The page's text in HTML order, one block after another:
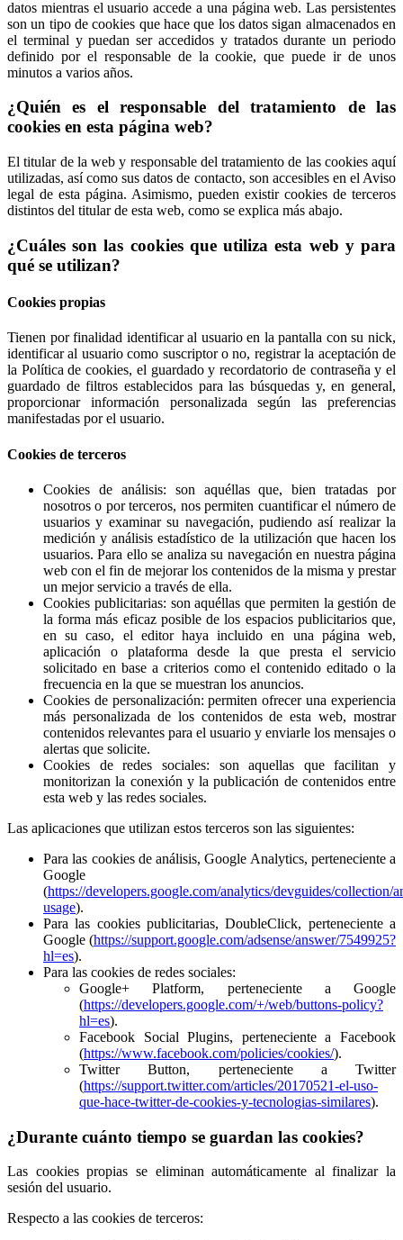
datos mientras el usuario accede a una página web. Las persistentes
son un tipo de cookies que hace que los datos sigan almacenados en
el terminal y puedan ser accedidos y tratados durante un periodo
definido por el responsable de la cookie, que puede ir de unos
minutos a varios años.
¿Quién es el responsable del tratamiento de las
cookies en esta página web?
El titular de la web y responsable del tratamiento de las cookies aquí
utilizadas, así como sus datos de contacto, son accesibles en el Aviso
legal de esta página. Asimismo, pueden existir cookies de terceros
distintos del titular de esta web, como se explica más abajo.
¿Cuáles son las cookies que utiliza esta web y para
qué se utilizan?
Cookies propias
Tienen por finalidad identificar al usuario en la pantalla con su nick,
identificar al usuario como suscriptor o no, registrar la aceptación de
la Política de cookies, el guardado y recordatorio de contraseña y el
guardado de filtros establecidos para las búsquedas y, en general,
proporcionar información personalizada según las preferencias
manifestadas por el usuario.
Cookies de terceros
Cookies de análisis: son aquéllas que, bien tratadas por
nosotros o por terceros, nos permiten cuantificar el número de
usuarios y examinar su navegación, pudiendo así realizar la
medición y análisis estadístico de la utilización que hacen los
usuarios. Para ello se analiza su navegación en nuestra página
web con el fin de mejorar los contenidos de la misma y prestar
un mejor servicio a través de ella.
Cookies publicitarias: son aquéllas que permiten la gestión de
la forma más eficaz posible de los espacios publicitarios que,
en su caso, el editor haya incluido en una página web,
aplicación o plataforma desde la que presta el servicio
solicitado en base a criterios como el contenido editado o la
frecuencia en la que se muestran los anuncios.
Cookies de personalización: permiten ofrecer una experiencia
más personalizada de los contenidos de esta web, mostrar
contenidos relevantes para el usuario y enviarle los mensajes o
alertas que solicite.
Cookies de redes sociales: son aquellas que facilitan y
monitorizan la conexión y la publicación de contenidos entre
esta web y las redes sociales.
Las aplicaciones que utilizan estos terceros son las siguientes:
Para las cookies de análisis, Google Analytics, perteneciente a
Google
(https://developers.google.com/analytics/devguides/collection/
usage).
Para las cookies publicitarias, DoubleClick, perteneciente a
Google (https://support.google.com/adsense/answer/7549925?
hl=es).
Para las cookies de redes sociales:
Google+ Platform, perteneciente a Google
(https://developers.google.com/+/web/buttons-policy?
hl=es).
Facebook Social Plugins, perteneciente a Facebook
(https://www.facebook.com/policies/cookies/).
Twitter Button, perteneciente a Twitter
(https://support.twitter.com/articles/20170521-el-uso-
que-hace-twitter-de-cookies-y-tecnologias-similares).
¿Durante cuánto tiempo se guardan las cookies?
Las cookies propias se eliminan automáticamente al finalizar la
sesión del usuario.
Respecto a las cookies de terceros: